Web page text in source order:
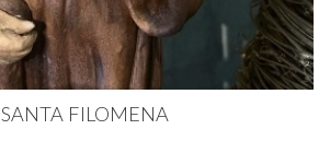
SANTA FILOMENA